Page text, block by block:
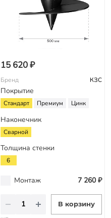
15 620 ₽
Бренд КЗС
Покрытие
Стандарт Премиум Цинк
Наконечник
Сварной
Толщина стенки
6
Монтаж 7 260 ₽
В корзину